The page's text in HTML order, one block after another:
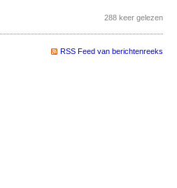
288 keer gelezen
RSS Feed van berichtenreeks